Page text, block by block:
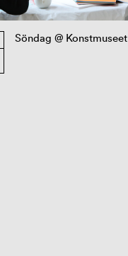
Söndag @ Konstmuseet